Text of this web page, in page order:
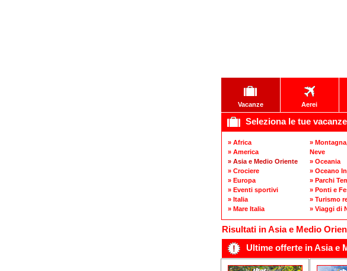
Vacanze Aerei
Seleziona le tue vacanze
» Africa
» America
» Asia e Medio Oriente
» Crociere
» Europa
» Eventi sportivi
» Italia
» Mare Italia
»
Neve
» Oceania
» Oceano
» Parchi
» Ponti e
» Turismo
» Viaggi di
Risultati in Asia e Medio
Ultime offerte in Asia e